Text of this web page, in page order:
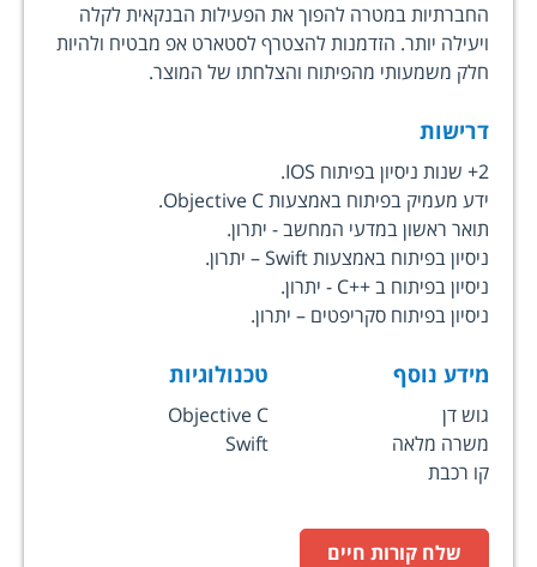
החברתיות במטרה להפוך את הפעילות הבנקאית לקלה
ויעילה יותר. הזדמנות להצטרף לסטארט אפ מבטיח ולהיות
חלק משמעותי מהפיתוח והצלחתו של המוצר.
דרישות
2+ שנות ניסיון בפיתוח IOS.
ידע מעמיק בפיתוח באמצעות Objective C.
תואר ראשון במדעי המחשב - יתרון.
ניסיון בפיתוח באמצעות Swift – יתרון.
ניסיון בפיתוח ב ++C - יתרון.
ניסיון בפיתוח סקריפטים – יתרון.
מידע נוסף
גוש דן
משרה מלאה
קו רכבת
טכנולוגיות
Objective C
Swift
שלח קורות חיים